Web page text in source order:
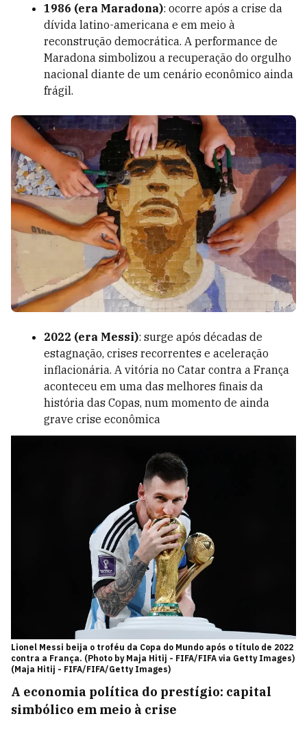
1986 (era Maradona): ocorre após a crise da
dívida latino-americana e em meio à
reconstrução democrática. A performance de
Maradona simbolizou a recuperação do orgulho
nacional diante de um cenário econômico ainda
frágil.
2022 (era Messi): surge após décadas de
estagnação, crises recorrentes e aceleração
inflacionária. A vitória no Catar contra a França
aconteceu em uma das melhores finais da
história das Copas, num momento de ainda
grave crise econômica
Lionel Messi beija o troféu da Copa do Mundo após o título de 2022
contra a França. (Photo by Maja Hitij - FIFA/FIFA via Getty Images)
(Maja Hitij - FIFA/FIFA/Getty Images)
A economia política do prestígio: capital
simbólico em meio à crise